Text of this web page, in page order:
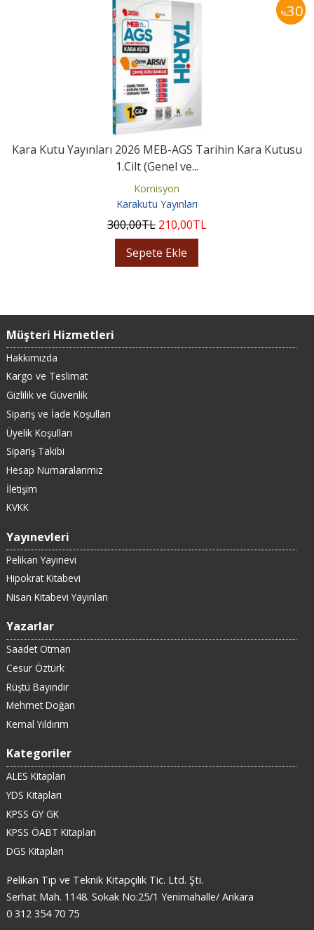
%30
Kara Kutu Yayınları 2026 MEB-AGS Tarihin Kara Kutusu
1.Cilt (Genel ve...
Komisyon
Karakutu Yayınları
300,00TL 210,00TL
Sepete Ekle
Müşteri Hizmetleri
Hakkımızda
Kargo ve Teslimat
Gizlilik ve Güvenlik
Sipariş ve İade Koşulları
Üyelik Koşulları
Sipariş Takibi
Hesap Numaralarımız
İletişim
KVKK
Yayınevleri
Pelikan Yayınevi
Hipokrat Kitabevi
Nisan Kitabevi Yayınları
Yazarlar
Saadet Otman
Cesur Öztürk
Rüştü Bayındır
Mehmet Doğan
Kemal Yıldırım
Kategoriler
ALES Kitapları
YDS Kitapları
KPSS GY GK
KPSS ÖABT Kitapları
DGS Kitapları
Pelikan Tıp ve Teknik Kitapçılık Tic. Ltd. Şti.
Serhat Mah. 1148. Sokak No:25/1 Yenimahalle/ Ankara
0 312 354 70 75